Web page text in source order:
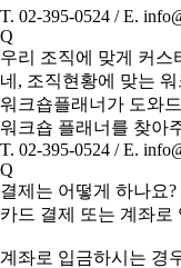
T. 02-395-0524 / E.
Q
우리 조직에 맞게 커스
네, 조직현황에 맞는
워크숍플래너가 도와
워크숍 플래너를 찾아
T. 02-395-0524 / E.
Q
결제는 어떻게 하나요?
카드 결제 또는 계좌로
계좌로 입금하시는 경